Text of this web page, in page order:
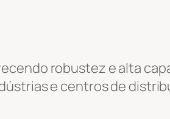
robustez e alta
e centros de